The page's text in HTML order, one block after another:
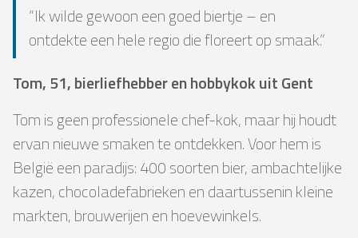
“Ik wilde gewoon een goed biertje – en
ontdekte een hele regio die floreert op smaak.”
Tom, 51, bierliefhebber en hobbykok uit Gent
Tom is geen professionele chef-kok, maar hij houdt
ervan nieuwe smaken te ontdekken. Voor hem is
België een paradijs: 400 soorten bier, ambachtelijke
kazen, chocoladefabrieken en daartussenin kleine
markten, brouwerijen en hoevewinkels.